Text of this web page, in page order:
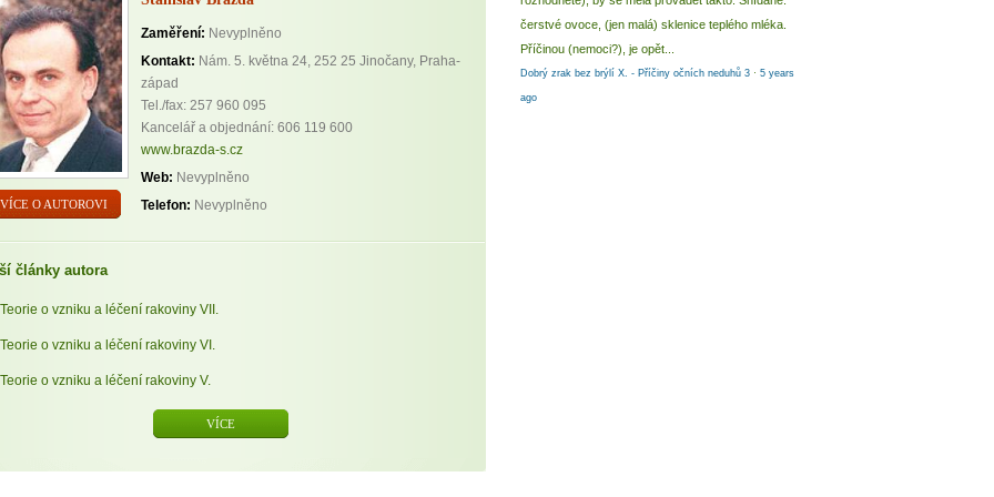
VÍCE O AUTOROVI
Zaměření: Nevyplněno
Kontakt: Nám. 5. května 24, 252 25 Jinočany, Praha-
západ
Tel./fax: 257 960 095
Kancelář a objednání: 606 119 600
www.brazda-s.cz
Web: Nevyplněno
Telefon: Nevyplněno
články autora
Teorie o vzniku a léčení rakoviny VII.
Teorie o vzniku a léčení rakoviny VI.
Teorie o vzniku a léčení rakoviny V.
VÍCE
čerstvé ovoce, (jen malá) sklenice teplého mléka.
Příčinou (nemoci?), je opět...
Dobrý zrak bez brýlí X. - Příčiny očních neduhů 3 · 5 years
ago